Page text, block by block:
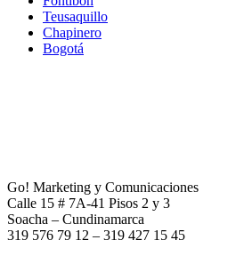
Teusaquillo
Chapinero
Bogotá
Go! Marketing y Comunicaciones
Calle 15 # 7A-41 Pisos 2 y 3
Soacha – Cundinamarca
319 576 79 12 – 319 427 15 45